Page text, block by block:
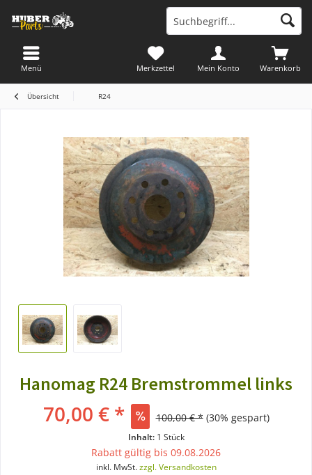
Warenkorb
Merkzettel Mein Konto
Menü
Übersicht R24
Hanomag R24 Bremstrommel links
70,00 € * 100,00 € * (30% gespart)
Inhalt: 1 Stück
Rabatt gültig bis 09.08.2026
inkl. MwSt.zzgl. Versandkosten